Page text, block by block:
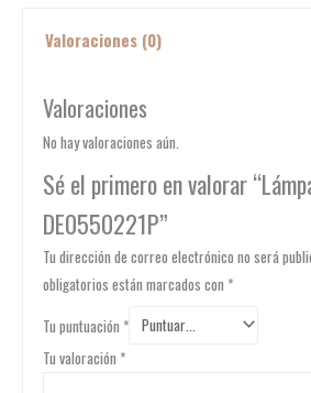
Valoraciones (0)
Valoraciones
No hay valoraciones aún.
Sé el primero en valorar
DE0550221P”
Tu dirección de correo electrónico no será
obligatorios están marcados con *
Tu puntuación *
Tu valoración *